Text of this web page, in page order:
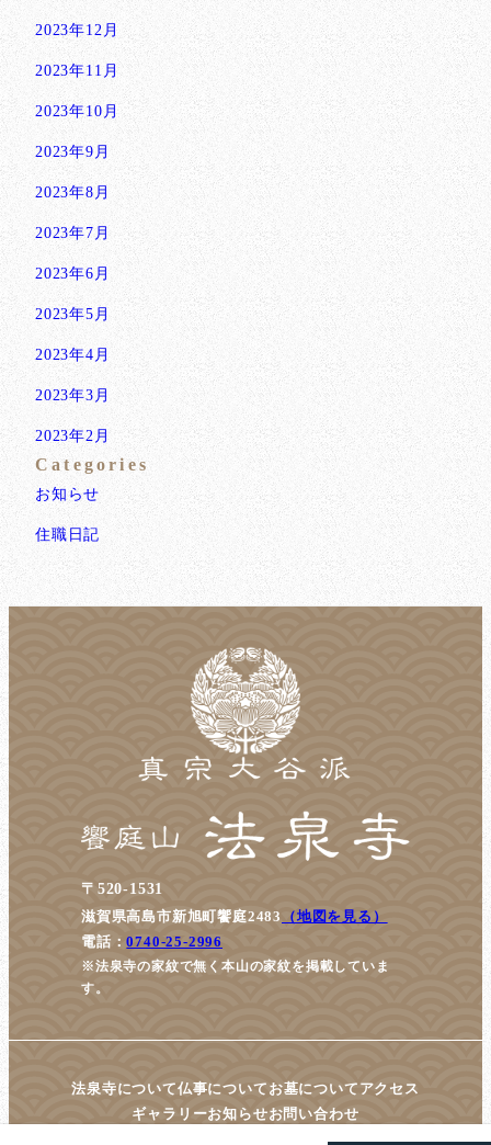
2023年12月
2023年11月
2023年10月
2023年9月
2023年8月
2023年7月
2023年6月
2023年5月
2023年4月
2023年3月
2023年2月
Categories
お知らせ
住職日記
〒520-1531
滋賀県高島市新旭町饗庭2483
（地図を見る）
電話：0740-25-2996
※法泉寺の家紋で無く本山の家紋を掲載していま
す。
法泉寺について仏事について お墓について アクセス
ギャラリーお知らせお問い合わせ